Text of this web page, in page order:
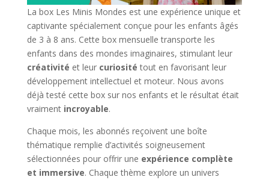
La box Les Minis Mondes est une expérience unique et
captivante spécialement conçue pour les enfants âgés
de 3 à 8 ans. Cette box mensuelle transporte les
enfants dans des mondes imaginaires, stimulant leur
créativité et leurcuriosité tout en favorisant leur
développement intellectuel et moteur. Nous avons
déjà testé cette box sur nos enfants et le résultat était
vraiment incroyable.
Chaque mois, les abonnés reçoivent une boîte
thématique remplie d’activités soigneusement
sélectionnées pour offrir une expérience complète
et immersive. Chaque thème explore un univers